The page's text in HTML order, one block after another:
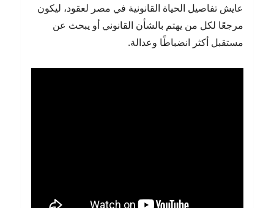
عايش تفاصيل الحياة القانونية في مصر لعقود، ليكون
مرجعًا لكل من يهتم بالشأن القانوني أو يبحث عن
مستقبل أكثر انضباطًا وعدالة.